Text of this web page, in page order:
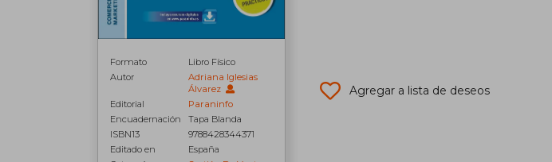
Formato
Libro Físico
Autor
Adriana Iglesias
Álvarez
Editorial
Paraninfo
Encuadernación
Tapa Blanda
ISBN13
9788428344371
Editado en
España
Agregar a lista de deseos